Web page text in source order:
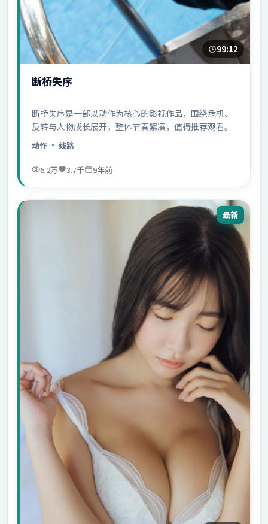
99:12
断桥失序
断桥失序是一部以动作为核心的影视作品，围绕危机、
反转与人物成长展开，整体节奏紧凑，值得推荐观看。
动作 · 线路
6.2万 3.7千 9年前
最新